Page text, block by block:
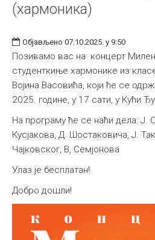
(хармоника)
Објављено 07.10.2025. у 9:50
Позивамо вас на концерт
студенткиње хармонике из
Војина Васовића, који ће се
2025. године, у 17 сати, у Кући
На програму ће се наћи дела: Ј.
Кусјакова, Д. Шостаковича, Ј.
Чајковског, В, Семјонова
Улаз је бесплатан!
Добро дошли!